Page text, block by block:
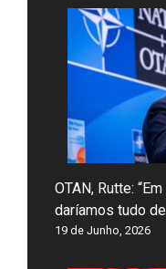
OTAN, Rutte:
daríamos tudo
19 de Junho, 2026